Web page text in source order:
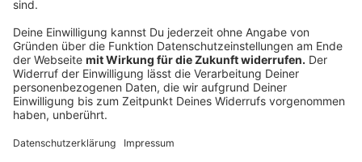
wir haben gar keine Content Strategie
TAT0173 – 4 Tipps für die Erstellung deiner
Social Media Inhalte
TAT0172 – Wolfgang Lehner: „Nicht immer
führt die beste Ausrüstung zu den besten
TAT0171 – Peter Wagner: „Ich möchte etwas